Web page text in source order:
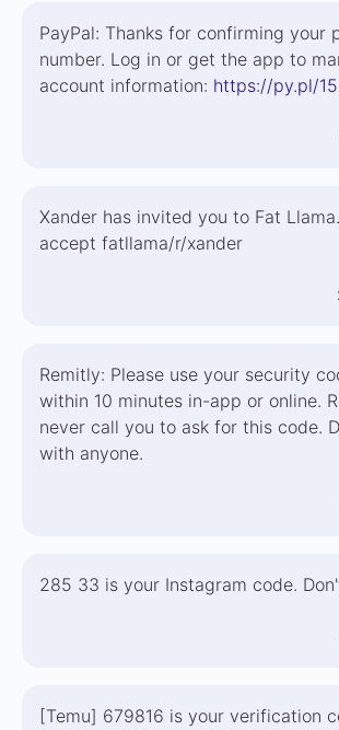
PayPal: Thanks for confirming your
number. Log in or get the app to
account information: https://py.pl/
Xander has invited you to Fat
accept fatllama/r/xander
Remitly: Please use your security
within 10 minutes in-app or online.
never call you to ask for this code.
with anyone.
285 33 is your Instagram code.
[Temu] 679816 is your verification